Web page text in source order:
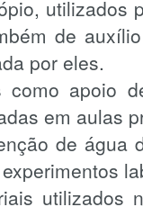
utilizados
de
por eles.
como apoio
em aulas
de água
utilizados